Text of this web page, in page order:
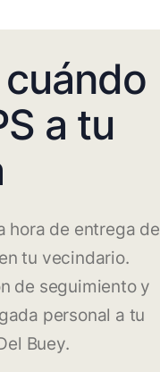
a tu
hora de entrega de
tu vecindario.
de seguimiento y
personal a tu
Buey.